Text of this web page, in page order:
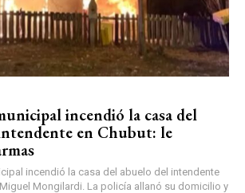
incendió la casa del
en Chubut: le
incendió la casa del abuelo del intendente
Mongilardi. La policía allanó su domicilio y